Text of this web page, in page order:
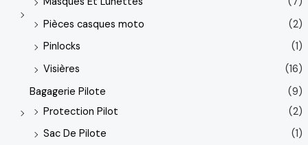
Pièces casques moto
(2)
Pinlocks
(1)
Visières
(16)
Bagagerie Pilote
(9)
Protection Pilot
(2)
Sac De Pilote
(1)